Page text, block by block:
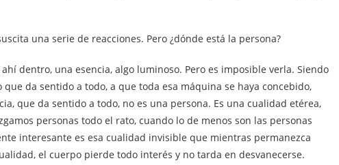
una serie de reacciones. Pero ¿dónde está la persona?
dentro, una esencia, algo luminoso. Pero es imposible verla. Siendo
da sentido a todo, a que toda esa máquina se haya concebido,
que da sentido a todo, no es una persona. Es una cualidad etérea,
personas todo el rato, cuando lo de menos son las personas
interesante es esa cualidad invisible que mientras permanezca
el cuerpo pierde todo interés y no tarda en desvanecerse.